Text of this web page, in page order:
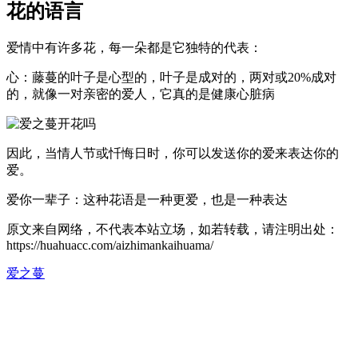
花的语言
爱情中有许多花，每一朵都是它独特的代表：
心：藤蔓的叶子是心型的，叶子是成对的，两对或20%成对
的，就像一对亲密的爱人，它真的是健康心脏病
因此，当情人节或忏悔日时，你可以发送你的爱来表达你的
爱。
爱你一辈子：这种花语是一种更爱，也是一种表达
原文来自网络，不代表本站立场，如若转载，请注明出处：
https://huahuacc.com/aizhimankaihuama/
爱之蔓